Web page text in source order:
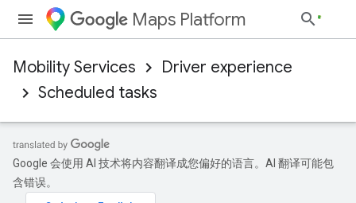
Maps Platform
Mobility Services
Driver experience
Scheduled tasks
Google 会使用 AI 技术将内容翻译成您偏好的语言。AI 翻译可能包
含错误。